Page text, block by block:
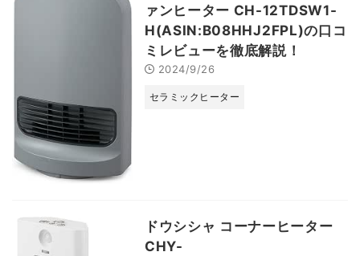
ァンヒーター CH-12TDSW1-
H(ASIN:B08HHJ2FPL)の口コ
ミレビューを徹底解説！
2024/9/26
セラミックヒーター
ドウシシャ コーナーヒーター
CHY-